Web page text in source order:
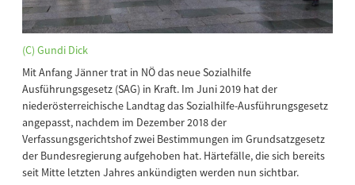
(C) Gundi Dick
Mit Anfang Jänner trat in NÖ das neue Sozialhilfe
Ausführungsgesetz (SAG) in Kraft. Im Juni 2019 hat der
niederösterreichische Landtag das Sozialhilfe-Ausführungsgesetz
angepasst, nachdem im Dezember 2018 der
Verfassungsgerichtshof zwei Bestimmungen im Grundsatzgesetz
der Bundesregierung aufgehoben hat. Härtefälle, die sich bereits
seit Mitte letzten Jahres ankündigten werden nun sichtbar.